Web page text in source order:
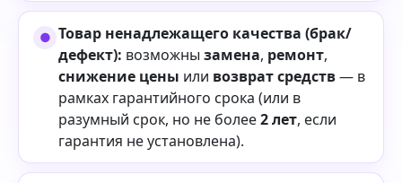
Товар ненадлежащего качества (брак/
дефект): возможны замена, ремонт,
снижение цены или возврат средств— в
рамках гарантийного срока (или в
разумный срок, но не более2 лет, если
гарантия не установлена).